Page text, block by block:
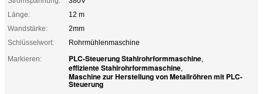
Länge:
12 m
Wandstärke:
2mm
Schlüsselwort:
Rohrmühlenmaschine
Markieren:
PLC-Steuerung Stahlrohrformmaschine,
effiziente Stahlrohrformmaschine,
Maschine zur Herstellung von Metallröhren mit PLC-
Steuerung